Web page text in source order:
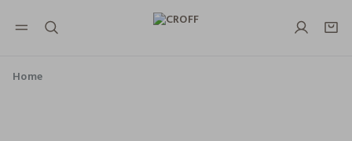
NAVIGATION.ARIA.GOTOMAINCONTENT
Home